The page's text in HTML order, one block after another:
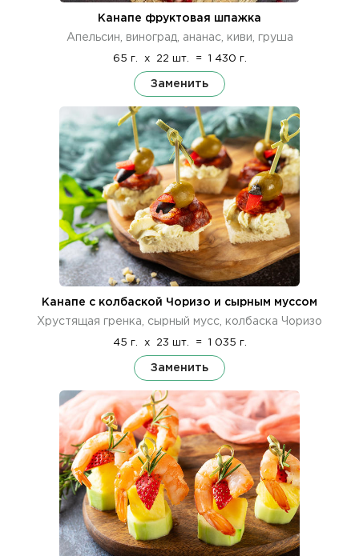
Канапе фруктовая шпажка
Апельсин, виноград, ананас, киви, груша
65 г. x 22 шт. = 1 430 г.
Заменить
Канапе с колбаской Чоризо и сырным муссом
Хрустящая гренка, сырный мусс, колбаска Чоризо
45 г. x 23 шт. = 1 035 г.
Заменить